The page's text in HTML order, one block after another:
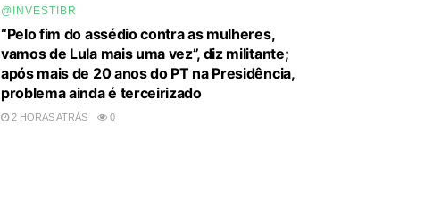
@INVESTIBR
“Pelo fim do assédio contra as mulheres,
vamos de Lula mais uma vez”, diz militante;
após mais de 20 anos do PT na Presidência,
problema ainda é terceirizado
2 HORAS ATRÁS 0